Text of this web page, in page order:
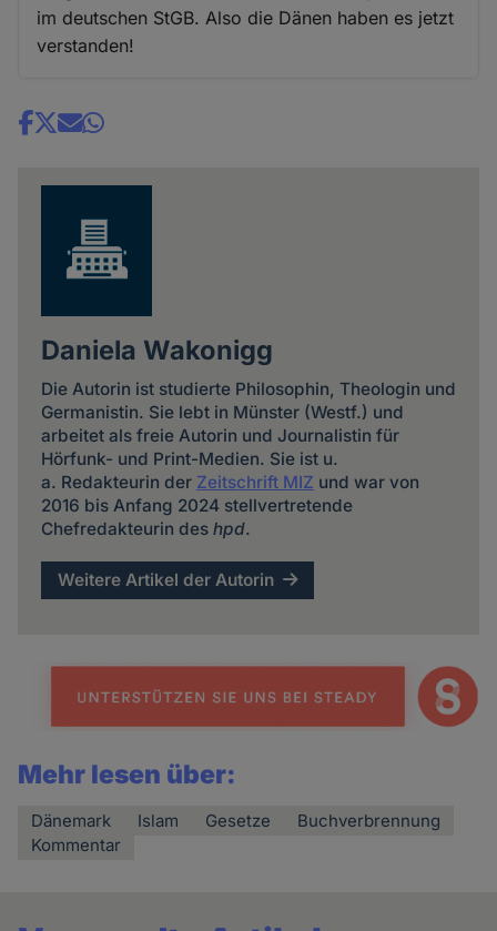
im deutschen StGB. Also die Dänen haben es jetzt
verstanden!
Share
Daniela Wakonigg
Die Autorin ist studierte Philosophin, Theologin und
Germanistin. Sie lebt in Münster (Westf.) und
arbeitet als freie Autorin und Journalistin für
Hörfunk- und Print-Medien. Sie ist u.
a. Redakteurin der Zeitschrift MIZ und war von
2016 bis Anfang 2024 stellvertretende
Chefredakteurin des hpd.
Weitere Artikel der Autorin
Mehr lesen über:
Dänemark Islam Gesetze
Buchverbrennung
Kommentar